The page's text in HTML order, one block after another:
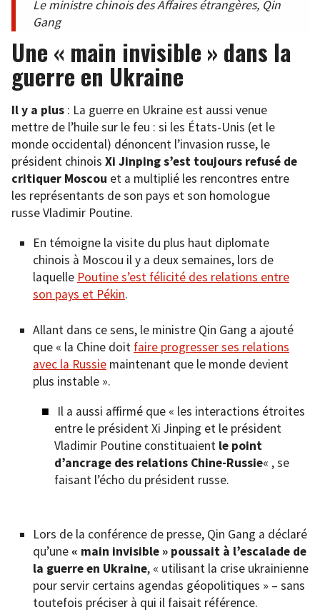
Le ministre chinois des Affaires étrangères, Qin
Gang
Une « main invisible » dans la
guerre en Ukraine
Il y a plus : La guerre en Ukraine est aussi venue
mettre de l’huile sur le feu : si les États-Unis (et le
monde occidental) dénoncent l’invasion russe, le
président chinois Xi Jinping s’est toujours refusé de
critiquer Moscou et a multiplié les rencontres entre
les représentants de son pays et son homologue
russe Vladimir Poutine.
En témoigne la visite du plus haut diplomate
chinois à Moscou il y a deux semaines, lors de
laquelle Poutine s’est félicité des relations entre
son pays et Pékin.
Allant dans ce sens, le ministre Qin Gang a ajouté
que « la Chine doit faire progresser ses relations
avec la Russie maintenant que le monde devient
plus instable ».
Il a aussi affirmé que « les interactions étroites
entre le président Xi Jinping et le président
Vladimir Poutine constituaient le point
d’ancrage des relations Chine-Russie« , se
faisant l’écho du président russe.
Lors de la conférence de presse, Qin Gang a déclaré
qu’une « main invisible » poussait à l’escalade de
la guerre en Ukraine, « utilisant la crise ukrainienne
pour servir certains agendas géopolitiques » – sans
toutefois préciser à qui il faisait référence.